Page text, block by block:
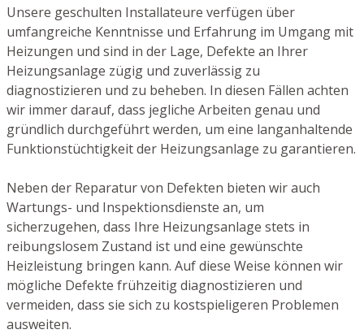
Unsere geschulten Installateure verfügen über
umfangreiche Kenntnisse und Erfahrung im Umgang mit
Heizungen und sind in der Lage, Defekte an Ihrer
Heizungsanlage zügig und zuverlässig zu
diagnostizieren und zu beheben. In diesen Fällen achten
wir immer darauf, dass jegliche Arbeiten genau und
gründlich durchgeführt werden, um eine langanhaltende
Funktionstüchtigkeit der Heizungsanlage zu garantieren.
Neben der Reparatur von Defekten bieten wir auch
Wartungs- und Inspektionsdienste an, um
sicherzugehen, dass Ihre Heizungsanlage stets in
reibungslosem Zustand ist und eine gewünschte
Heizleistung bringen kann. Auf diese Weise können wir
mögliche Defekte frühzeitig diagnostizieren und
vermeiden, dass sie sich zu kostspieligeren Problemen
ausweiten.